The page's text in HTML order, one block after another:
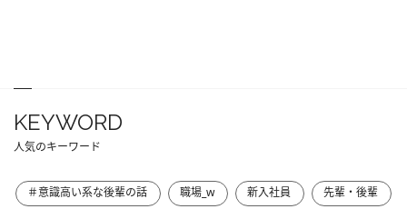
KEYWORD
人気のキーワード
＃意識高い系な後輩の話 職場_w 新入社員
先輩・後輩